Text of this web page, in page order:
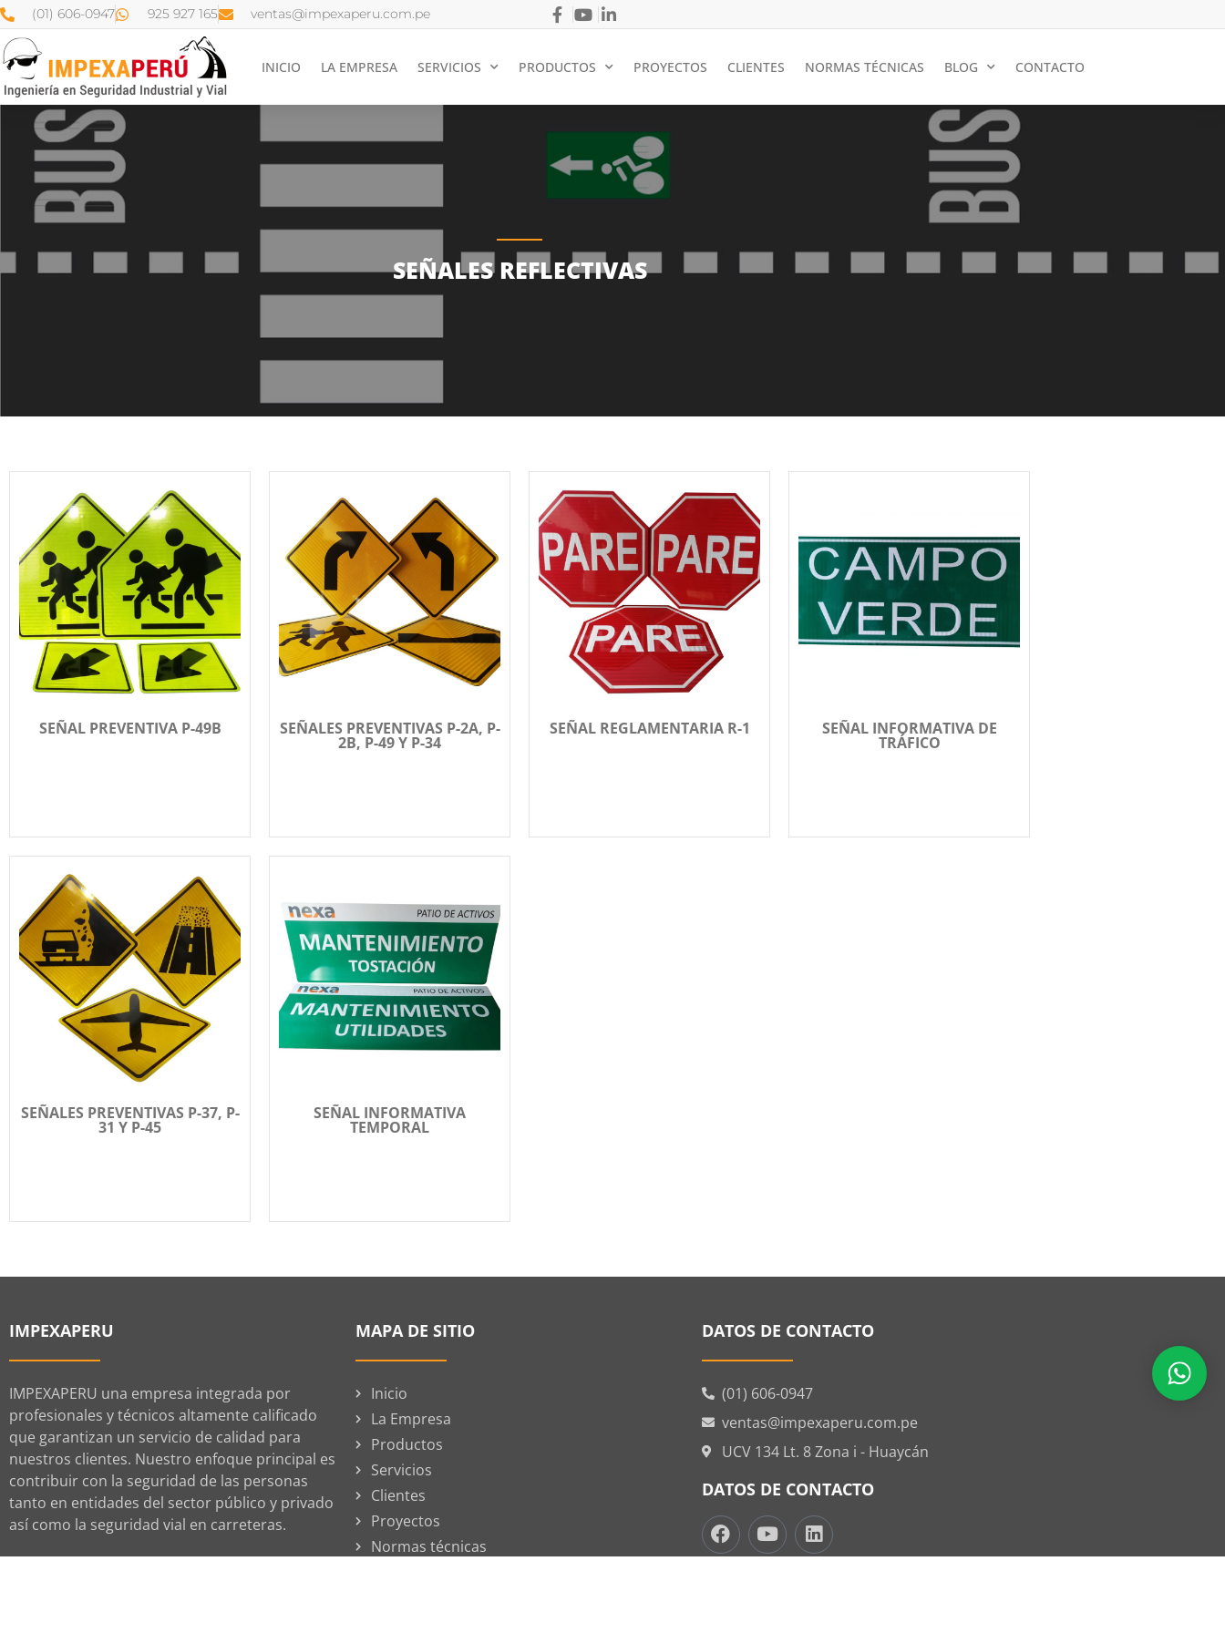
(01) 606-0947 925 927 165 ventas@impexaperu.com.pe
INICIO LA EMPRESA SERVICIOS PRODUCTOS PROYECTOS CLIENTES NORMAS TÉCNICAS BLOG CONTACTO
SEÑALES REFLECTIVAS
SEÑAL PREVENTIVA P-49B SEÑALES PREVENTIVAS P-2A, P-
2B, P-49 Y P-34
SEÑAL REGLAMENTARIA R-1 SEÑAL INFORMATIVA DE
TRÁFICO
SEÑALES PREVENTIVAS P-37, P-
31 Y P-45
SEÑAL INFORMATIVA
TEMPORAL
IMPEXAPERU
IMPEXAPERU una empresa integrada por
profesionales y técnicos altamente calificado
que garantizan un servicio de calidad para
nuestros clientes. Nuestro enfoque principal es
contribuir con la seguridad de las personas
tanto en entidades del sector público y privado
así como la seguridad vial en carreteras.
MAPA DE SITIO
Inicio
La Empresa
Productos
Servicios
Clientes
Proyectos
Normas técnicas
DATOS DE CONTACTO
(01) 606-0947
ventas@impexaperu.com.pe
UCV 134 Lt. 8 Zona i - Huaycán
DATOS DE CONTACTO